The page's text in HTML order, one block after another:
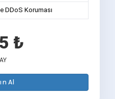
DDoS Koruması
₺
Al